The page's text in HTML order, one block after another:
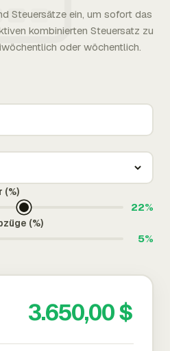
Steuersätze ein, um sofort das
kombinierten Steuersatz zu
oder wöchentlich.
(%)
22%
(%)
5%
3.650,00 $